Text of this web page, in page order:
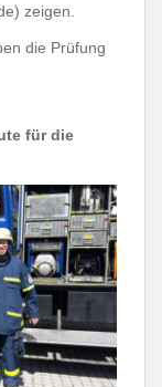
zeigen.
die Prüfung
für die